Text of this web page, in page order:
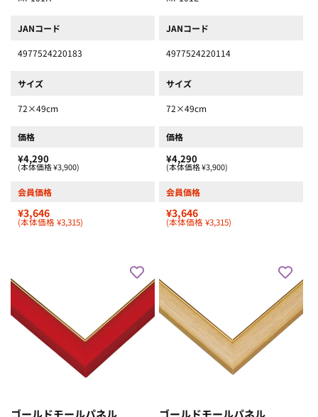
JANコード
4977524220183
サイズ
72×49cm
価格
¥4,290
(本体価格 ¥3,900)
会員価格
¥3,646
(本体価格 ¥3,315)
JANコード
4977524220114
サイズ
72×49cm
価格
¥4,290
(本体価格 ¥3,900)
会員価格
¥3,646
(本体価格 ¥3,315)